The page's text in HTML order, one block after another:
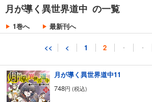
月が導く異世界道中 の一覧
1巻へ 最新刊へ
<< < 1 2 ・ ・
748円 (税込)
月が導く異世界道中11
748円 (税込)